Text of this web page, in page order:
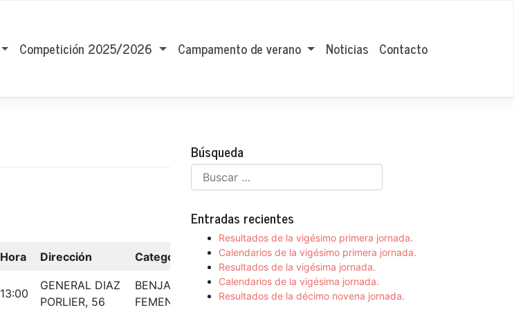
Competición 2025/2026 Campamento de verano Noticias Contacto
Hora Dirección Categoría
13:00
GENERAL DIAZ
PORLIER, 56
BENJAMIN
FEMENINO
Búsqueda
Entradas recientes
Resultados de la vigésimo primera jornada.
Calendarios de la vigésimo primera jornada.
Resultados de la vigésima jornada.
Calendarios de la vigésima jornada.
Resultados de la décimo novena jornada.